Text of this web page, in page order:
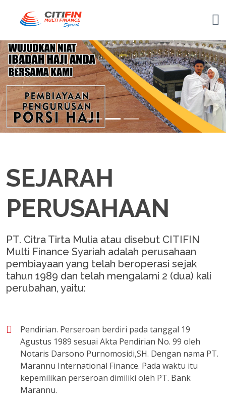
Previous Next
SEJARAH
PERUSAHAAN
PT. Citra Tirta Mulia atau disebut CITIFIN
Multi Finance Syariah adalah perusahaan
pembiayaan yang telah beroperasi sejak
tahun 1989 dan telah mengalami 2 (dua) kali
perubahan, yaitu:
Pendirian. Perseroan berdiri pada tanggal 19
Agustus 1989 sesuai Akta Pendirian No. 99 oleh
Notaris Darsono Purnomosidi,SH. Dengan nama PT.
Marannu International Finance. Pada waktu itu
kepemilikan perseroan dimiliki oleh PT. Bank
Marannu.